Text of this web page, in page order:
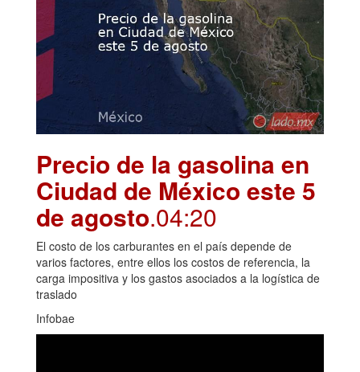
Precio de la gasolina en
Ciudad de México este 5
de agosto.04:20
El costo de los carburantes en el país depende de
varios factores, entre ellos los costos de referencia, la
carga impositiva y los gastos asociados a la logística de
traslado
Infobae